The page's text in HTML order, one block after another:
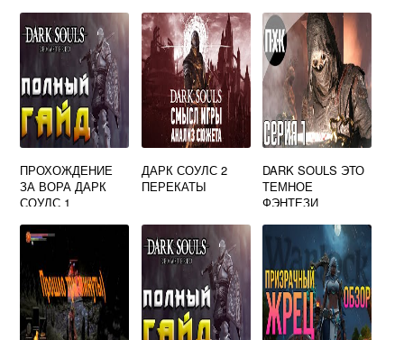
ПРОХОЖДЕНИЕ
ЗА ВОРА ДАРК
СОУЛС 1
ДАРК СОУЛС 2
ПЕРЕКАТЫ
DARK SOULS ЭТО
ТЕМНОЕ
ФЭНТЕЗИ